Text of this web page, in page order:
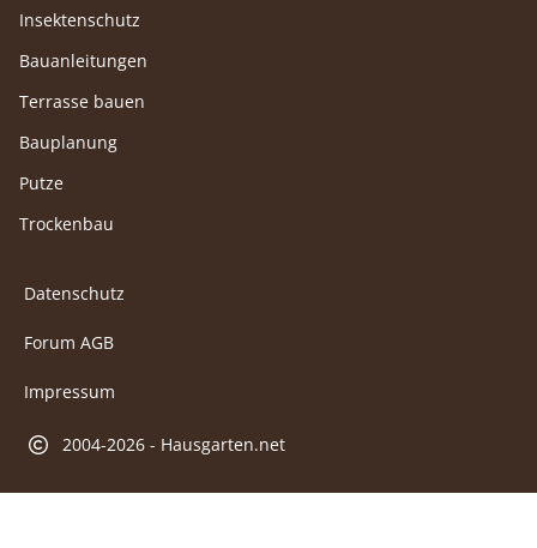
Insektenschutz
Bauanleitungen
Terrasse bauen
Bauplanung
Putze
Trockenbau
Datenschutz
Forum AGB
Impressum
2004-2026 - Hausgarten.net